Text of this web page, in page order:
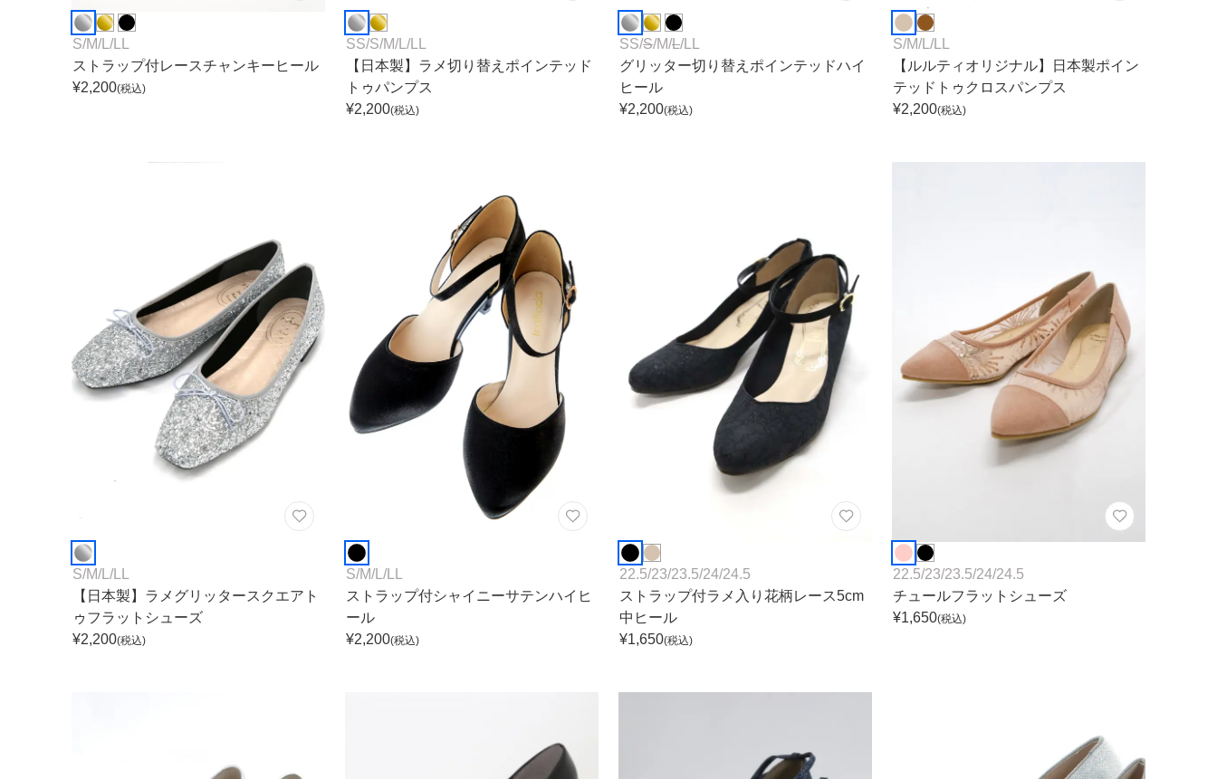
SNIDEL
Phase Eight
S/M/L /LL
ストラップ付レースチャンキーヒール
¥2,200(税込)
SS/S/M/L /LL
【日本製】ラメ切り替えポインテッド
トゥパンプス
¥2,200(税込)
SS/S/M/L/LL
グリッター切り替えポインテッドハイ
ヒール
¥2,200(税込)
S/M/L /LL
【ルルティオリジナル】日本製ポイン
テッドトゥクロスパンプス
¥2,200(税込)
S/M/L /LL
【日本製】ラメグリッタースクエアト
ゥフラットシューズ
¥2,200(税込)
S/M/L /LL
ストラップ付シャイニーサテンハイヒ
ール
¥2,200(税込)
22.5/23/23.5/24/24.5
ストラップ付ラメ入り花柄レース5cm
中ヒール
¥1,650(税込)
22.5/23/23.5/24/24.5
チュールフラットシューズ
¥1,650(税込)